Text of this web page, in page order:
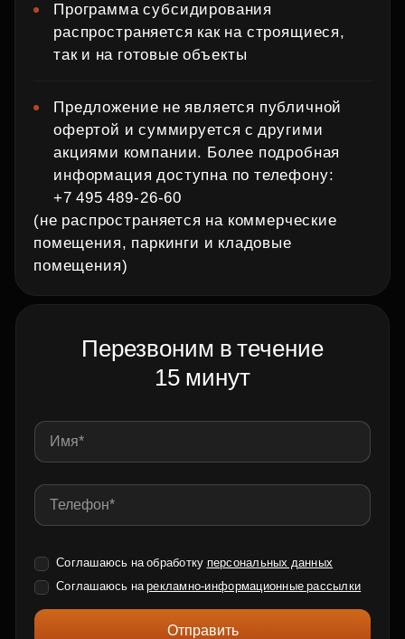
Программа субсидирования
распространяется как на строящиеся,
так и на готовые объекты
Предложение не является публичной
офертой и суммируется с другими
акциями компании. Более подробная
информация доступна по телефону:
+7 495 489‑26‑60
(не распространяется на коммерческие
помещения, паркинги и кладовые
помещения)
Перезвоним в течение
15 минут
Соглашаюсь на обработку персональных данных
Соглашаюсь нарекламно-информационные рассылки
Отправить